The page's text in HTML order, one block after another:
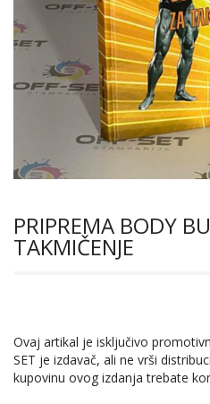
PRIPREMA BODY
TAKMIČENJE
Ovaj artikal je isključivo
SET je izdavač, ali ne vrši
kupovinu ovog izdanja trebate